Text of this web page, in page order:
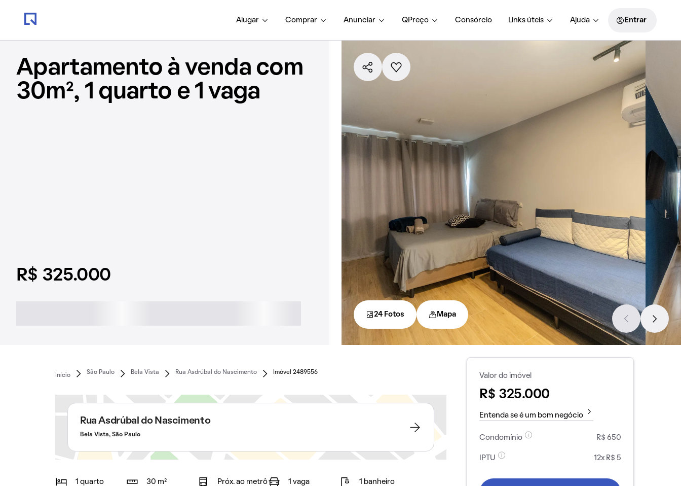
Alugar Comprar Anunciar QPreço Consórcio Links úteis Ajuda Entrar
Apartamento à venda com
30m², 1 quarto e 1 vaga
R$ 325.000
24 Fotos Mapa
Início
São Paulo Bela Vista Rua Asdrúbal do Nascimento Imóvel 2489556
Rua Asdrúbal do Nascimento
Bela Vista, São Paulo
1 quarto
30 m²
Próx. ao metrô 1 vaga 1 banheiro
Valor do imóvel
R$ 325.000
Entenda se é um bom negócio
Condomínio R$ 650
IPTU 12x R$ 5